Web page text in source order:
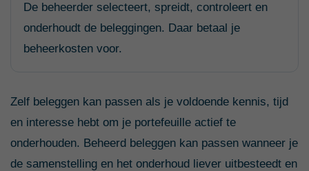
De beheerder selecteert, spreidt, controleert en
onderhoudt de beleggingen. Daar betaal je
beheerkosten voor.
Zelf beleggen kan passen als je voldoende kennis, tijd
en interesse hebt om je portefeuille actief te
onderhouden. Beheerd beleggen kan passen wanneer je
de samenstelling en het onderhoud liever uitbesteedt en